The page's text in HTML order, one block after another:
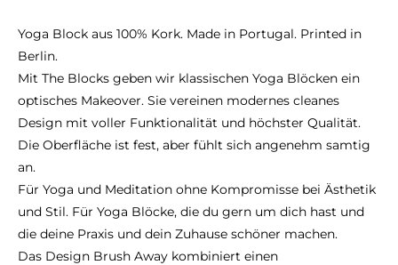
Yoga Block aus 100% Kork. Made in Portugal. Printed in
Berlin.
Mit The Blocks geben wir klassischen Yoga Blöcken ein
optisches Makeover. Sie vereinen modernes cleanes
Design mit voller Funktionalität und höchster Qualität.
Die Oberfläche ist fest, aber fühlt sich angenehm samtig
an.
Für Yoga und Meditation ohne Kompromisse bei Ästhetik
und Stil. Für Yoga Blöcke, die du gern um dich hast und
die deine Praxis und dein Zuhause schöner machen.
Das Design Brush Away kombiniert einen